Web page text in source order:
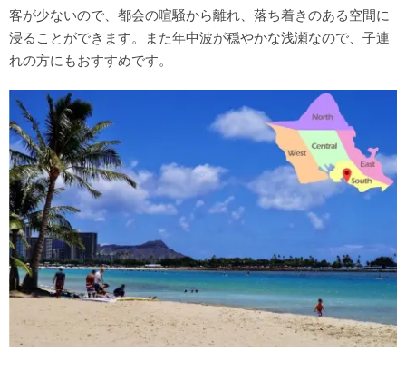
客が少ないので、都会の喧騒から離れ、落ち着きのある空間に
浸ることができます。また年中波が穏やかな浅瀬なので、子連
れの方にもおすすめです。